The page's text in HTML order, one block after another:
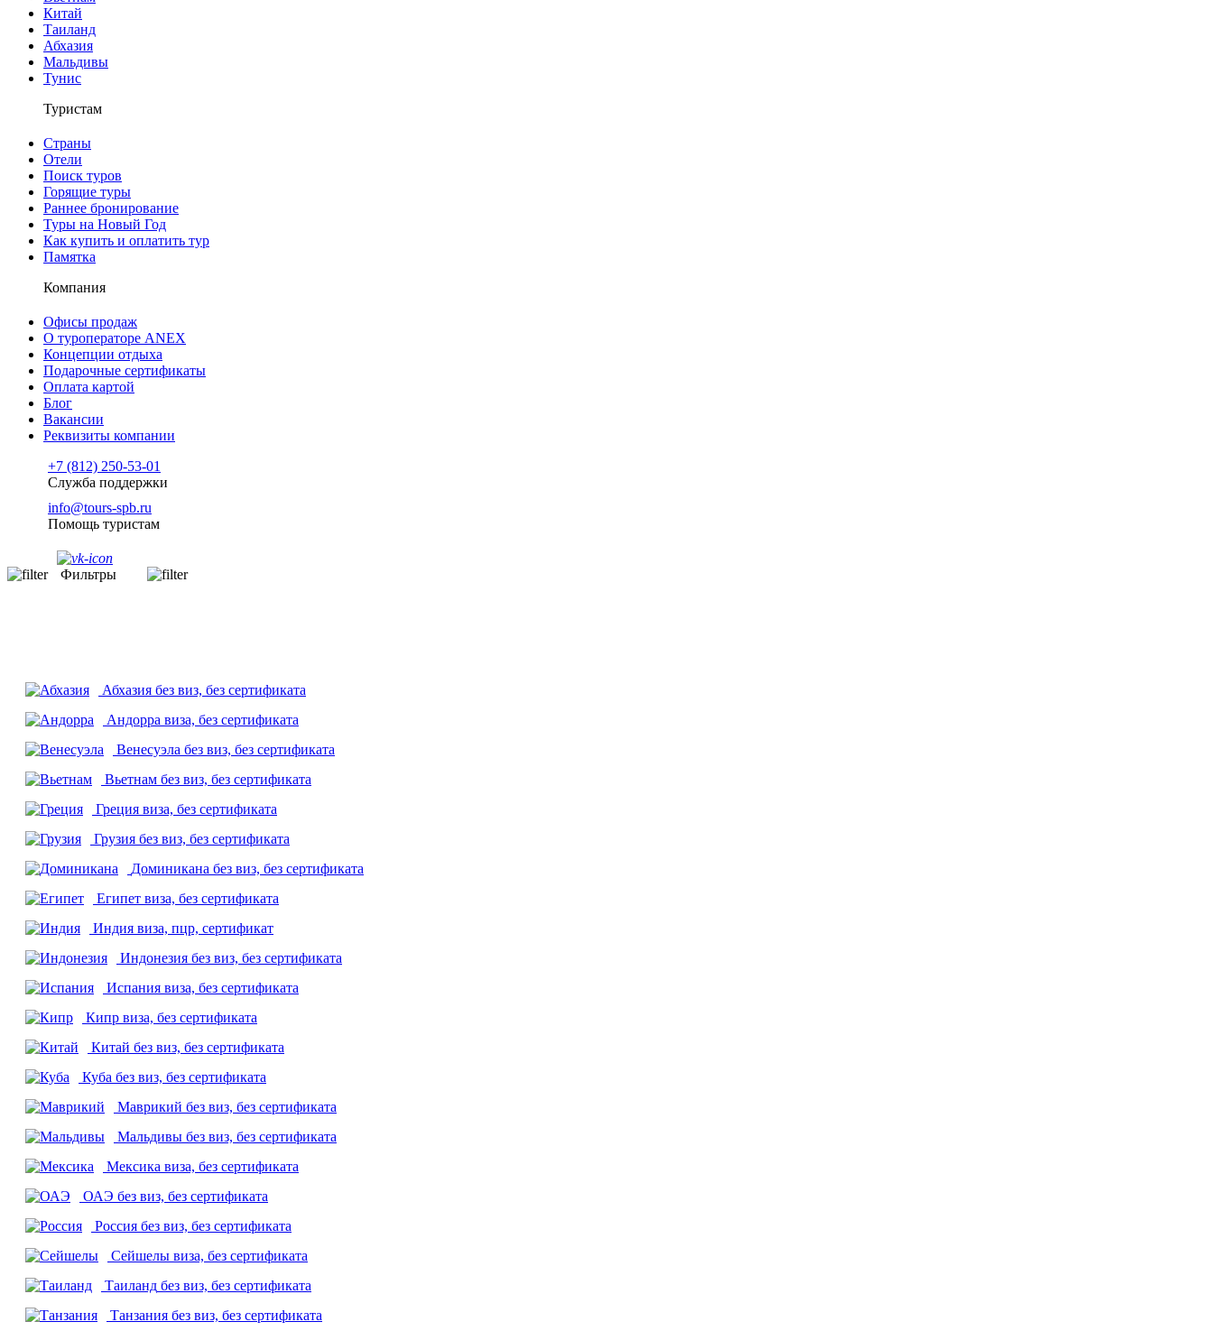
Китай
Таиланд
Абхазия
Мальдивы
Тунис
Туристам
Страны
Отели
Поиск туров
Горящие туры
Раннее бронирование
Туры на Новый Год
Как купить и оплатить тур
Памятка
Компания
Офисы продаж
О туроператоре ANEX
Концепции отдыха
Подарочные сертификаты
Оплата картой
Блог
Вакансии
Реквизиты компании
+7 (812) 250-53-01
Служба поддержки
info@tours-spb.ru
Помощь туристам
Фильтры
Абхазия без виз, без сертификата
Андорра виза, без сертификата
Венесуэла без виз, без сертификата
Вьетнам без виз, без сертификата
Греция виза, без сертификата
Грузия без виз, без сертификата
Доминикана без виз, без сертификата
Египет виза, без сертификата
Индия виза, пцр, сертификат
Индонезия без виз, без сертификата
Испания виза, без сертификата
Кипр виза, без сертификата
Китай без виз, без сертификата
Куба без виз, без сертификата
Маврикий без виз, без сертификата
Мальдивы без виз, без сертификата
Мексика виза, без сертификата
ОАЭ без виз, без сертификата
Россия без виз, без сертификата
Сейшелы виза, без сертификата
Таиланд без виз, без сертификата
Танзания без виз, без сертификата